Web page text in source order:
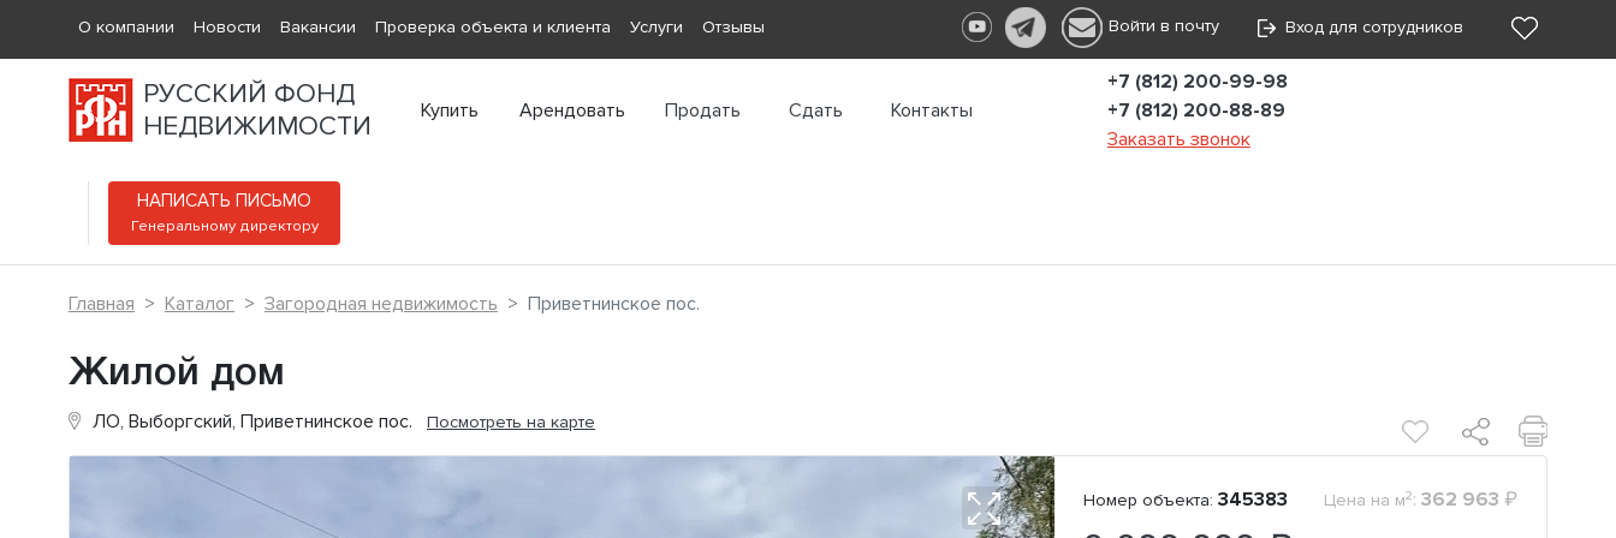
О компании Новости Вакансии Проверка объекта и клиента Услуги Отзывы Войти в почту Вход для сотрудников
РУССКИЙ ФОНД
НЕДВИЖИМОСТИ
Купить Арендовать Продать Сдать Контакты
+7 (812) 200-99-98
+7 (812) 200-88-89
Заказать звонок
НАПИСАТЬ ПИСЬМО
Генеральному директору
Главная Каталог Загородная недвижимость Приветнинское пос.
Жилой дом
ЛО, Выборгский, Приветнинское пос. Посмотреть на карте
Номер объекта: 345383 Цена на м2: 362 963 ₽